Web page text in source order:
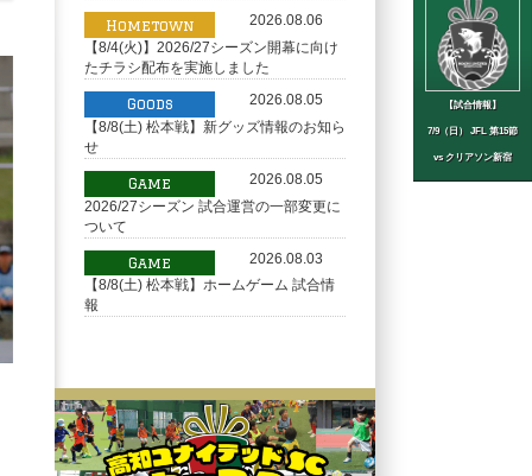
【試合情報】
7/9（日） JFL 第15節
vs クリアソン新宿
Hometown
2026.08.06
【8/4(火)】2026/27シーズン開幕に向け
たチラシ配布を実施しました
Goods
2026.08.05
【8/8(土) 松本戦】新グッズ情報のお知ら
せ
Game
2026.08.05
2026/27シーズン 試合運営の一部変更に
ついて
Game
2026.08.03
【8/8(土) 松本戦】ホームゲーム 試合情
報